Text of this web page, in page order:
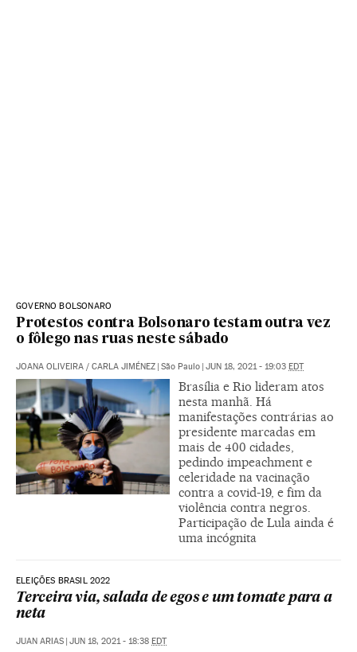
GOVERNO BOLSONARO
Protestos contra Bolsonaro testam outra vez
o fôlego nas ruas neste sábado
JOANA OLIVEIRA / CARLA JIMÉNEZ | São Paulo | JUN 18, 2021 - 19:03 EDT
Brasília e Rio lideram atos
nesta manhã. Há
manifestações contrárias ao
presidente marcadas em
mais de 400 cidades,
pedindo impeachment e
celeridade na vacinação
contra a covid-19, e fim da
violência contra negros.
Participação de Lula ainda é
uma incógnita
ELEIÇÕES BRASIL 2022
Terceira via, salada de egos e um tomate para a
neta
JUAN ARIAS | JUN 18, 2021 - 18:38 EDT